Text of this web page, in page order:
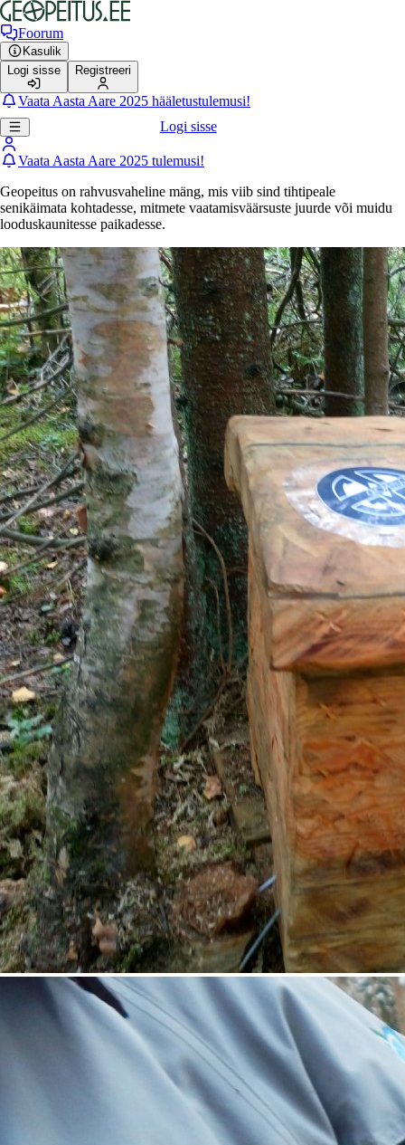
Foorum
Kasulik
Logi sisse
Registreeri
Vaata Aasta Aare 2025 hääletustulemusi!
Logi sisse
Vaata Aasta Aare 2025 tulemusi!
Geopeitus on rahvusvaheline mäng, mis viib sind tihtipeale
senikäimata kohtadesse, mitmete vaatamisväärsuste juurde või muidu
looduskaunitesse paikadesse.